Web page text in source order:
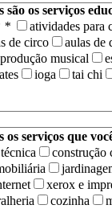
são os serviços
* atividades para
de circo aulas de
produção musical
ioga tai chi
os serviços que
construção
xerox e
cozinha